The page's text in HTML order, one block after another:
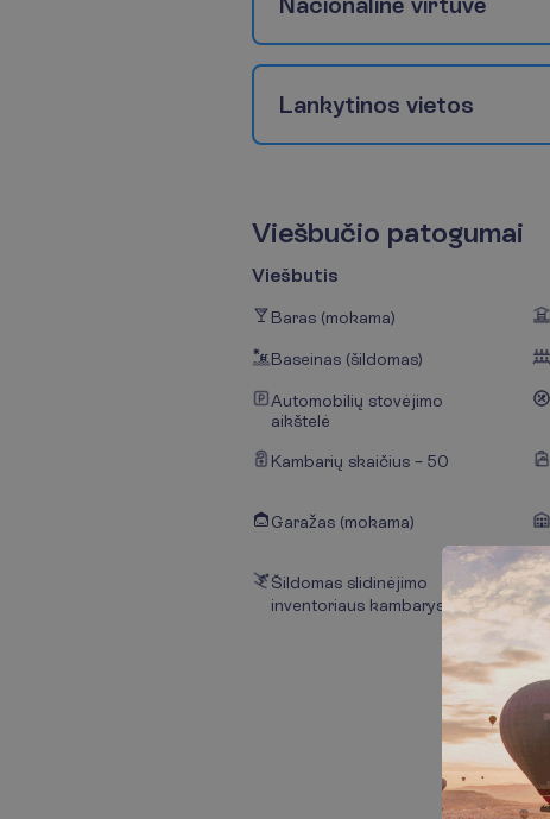
Lankytinos vietos
Viešbučio patogumai
Viešbutis
Baras (mokama)
Baseinas (šildomas)
Automobilių stovėjimo
aikštelė
Kambarių skaičius – 50
Garažas (mokama)
Šildomas slidinėjimo
inventoriaus kambarys